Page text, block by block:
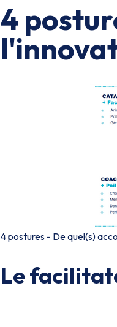
4
4 postures - De quel(s)
Le